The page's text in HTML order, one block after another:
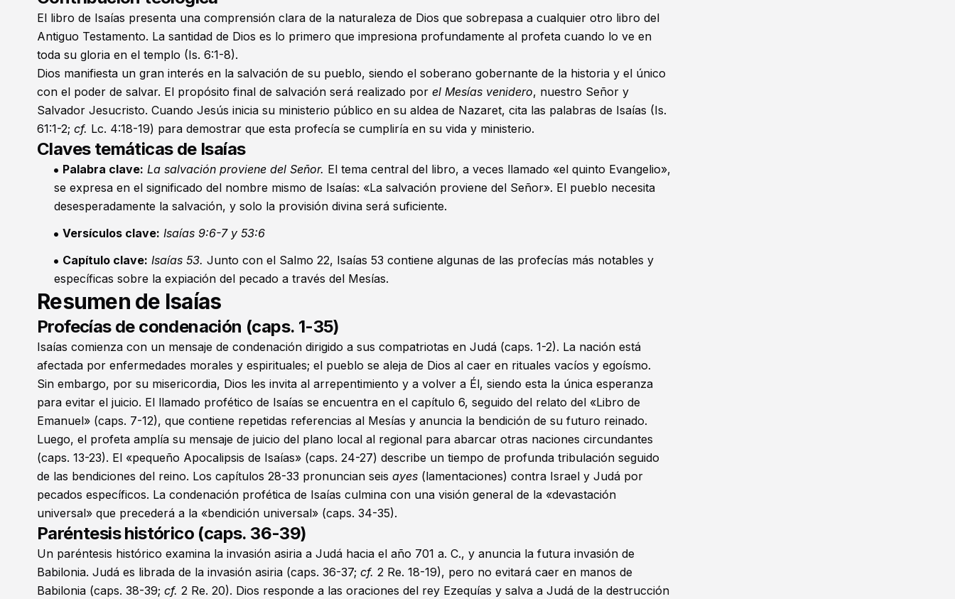
El libro de Isaías presenta una comprensión clara de la naturaleza de Dios que sobrepasa a cualquier otro libro del
Antiguo Testamento. La santidad de Dios es lo primero que impresiona profundamente al profeta cuando lo ve en
toda su gloria en el templo (Is. 6:1-8).
Dios manifiesta un gran interés en la salvación de su pueblo, siendo el soberano gobernante de la historia y el único
con el poder de salvar. El propósito final de salvación será realizado por el Mesías venidero, nuestro Señor y
Salvador Jesucristo. Cuando Jesús inicia su ministerio público en su aldea de Nazaret, cita las palabras de Isaías (Is.
61:1-2; cf. Lc. 4:18-19) para demostrar que esta profecía se cumpliría en su vida y ministerio.
Claves temáticas de Isaías
Palabra clave: La salvación proviene del Señor. El tema central del libro, a veces llamado «el quinto Evangelio»,
se expresa en el significado del nombre mismo de Isaías: «La salvación proviene del Señor». El pueblo necesita
desesperadamente la salvación, y solo la provisión divina será suficiente.
Versículos clave: Isaías 9:6-7y 53:6
Capítulo clave: Isaías 53. Junto con el Salmo 22, Isaías 53 contiene algunas de las profecías más notables y
específicas sobre la expiación del pecado a través del Mesías.
Resumen de Isaías
Profecías de condenación (caps. 1-35)
Isaías comienza con un mensaje de condenación dirigido a sus compatriotas en Judá (caps. 1-2). La nación está
afectada por enfermedades morales y espirituales; el pueblo se aleja de Dios al caer en rituales vacíos y egoísmo.
Sin embargo, por su misericordia, Dios les invita al arrepentimiento y a volver a Él, siendo esta la única esperanza
para evitar el juicio. El llamado profético de Isaías se encuentra en el capítulo 6, seguido del relato del «Libro de
Emanuel» (caps. 7-12), que contiene repetidas referencias al Mesías y anuncia la bendición de su futuro reinado.
Luego, el profeta amplía su mensaje de juicio del plano local al regional para abarcar otras naciones circundantes
(caps. 13-23). El «pequeño Apocalipsis de Isaías» (caps. 24-27) describe un tiempo de profunda tribulación seguido
de las bendiciones del reino. Los capítulos 28-33 pronuncian seis ayes (lamentaciones) contra Israel y Judá por
pecados específicos. La condenación profética de Isaías culmina con una visión general de la «devastación
universal» que precederá a la «bendición universal» (caps. 34-35).
Paréntesis histórico (caps. 36-39)
Un paréntesis histórico examina la invasión asiria a Judá hacia el año 701 a. C., y anuncia la futura invasión de
Babilonia. Judá es librada de la invasión asiria (caps. 36-37; cf. 2 Re. 18-19), pero no evitará caer en manos de
Babilonia (caps. 38-39; cf. 2 Re. 20). Dios responde a las oraciones del rey Ezequías y salva a Judá de la destrucción